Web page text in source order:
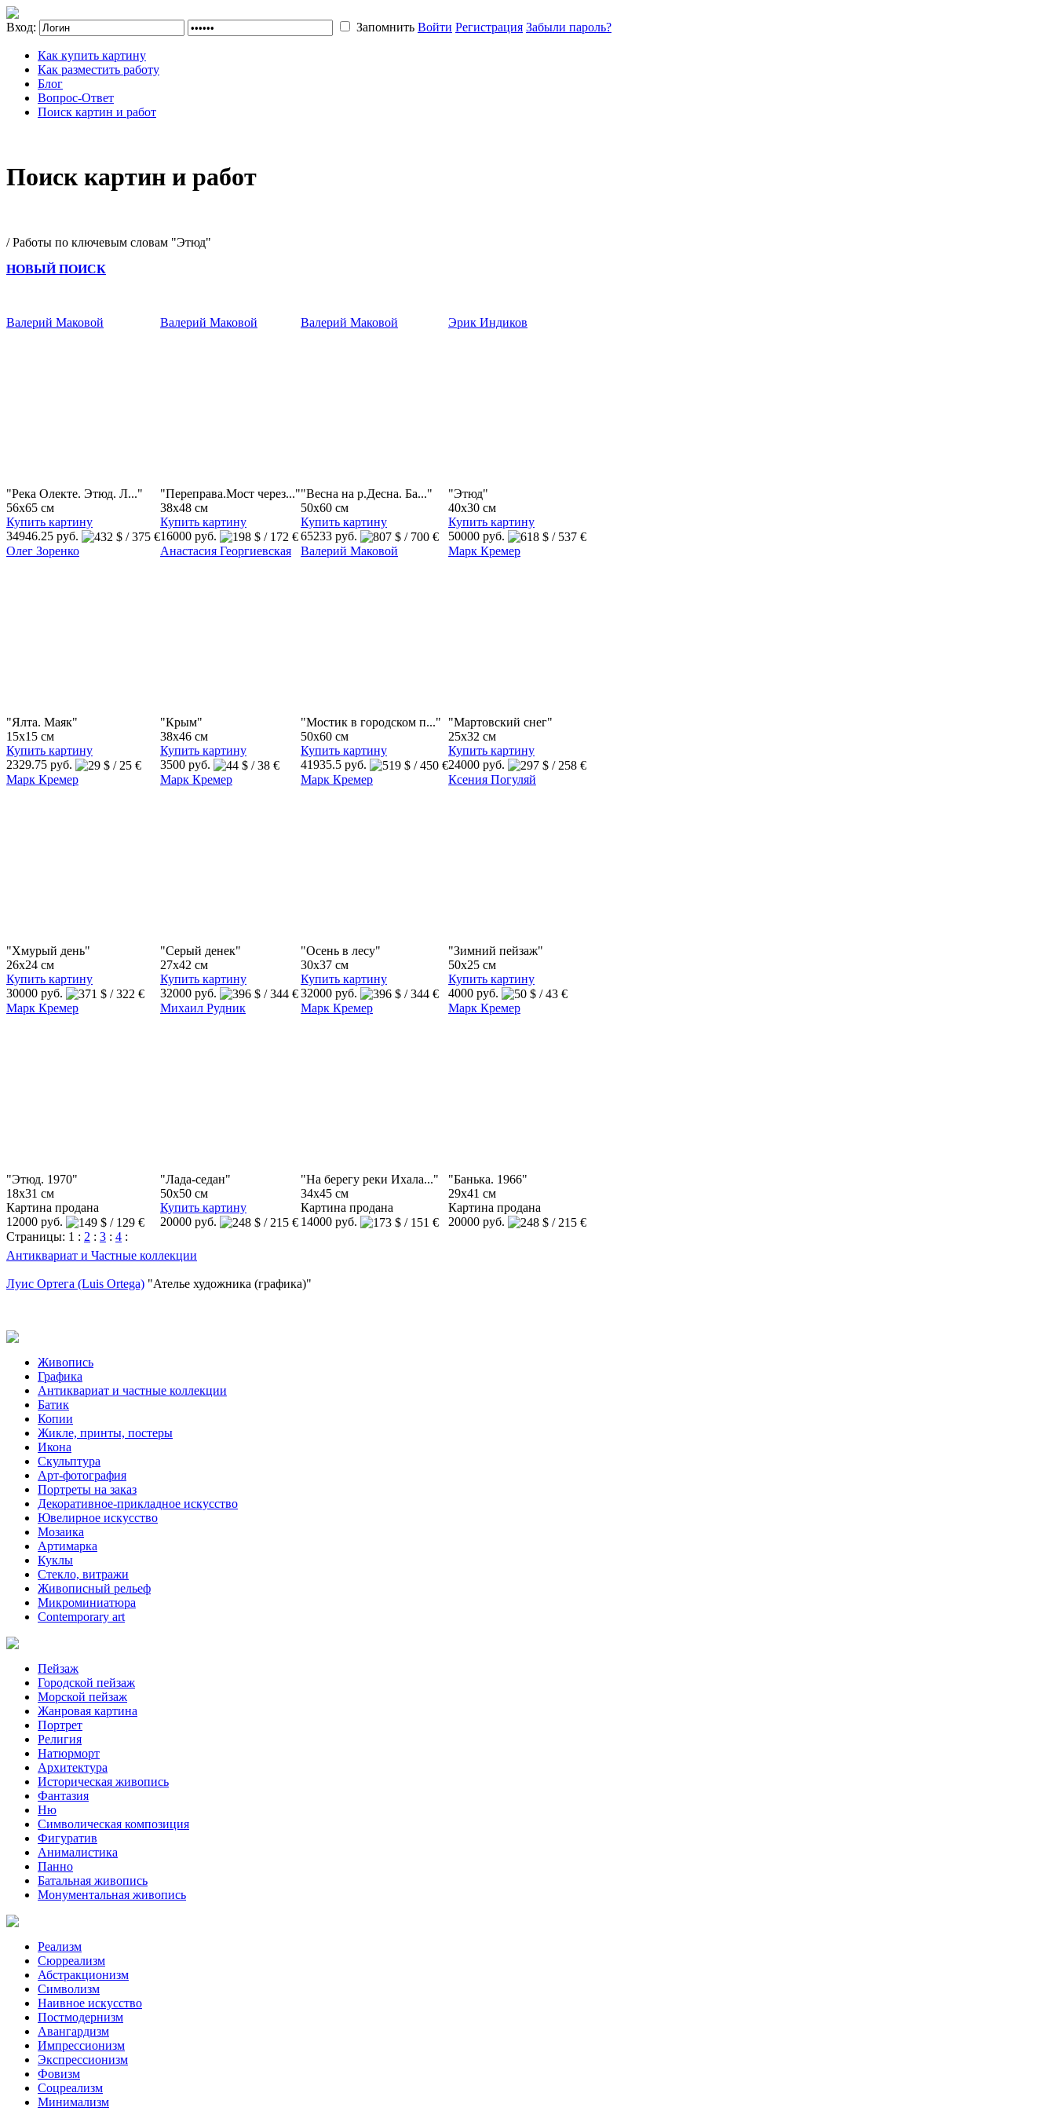
Вход: Запомнить Войти Регистрация Забыли пароль?
Как купить картину
Как разместить работу
Блог
Вопрос-Ответ
Поиск картин и работ
Поиск картин и работ
/ Работы по ключевым словам "Этюд"
НОВЫЙ ПОИСК
Валерий Маковой
"Река Олекте. Этюд. Л..."
56x65 см
Купить картину
34946.25 руб.
Валерий Маковой
"Переправа.Мост через..."
38x48 см
Купить картину
16000 руб.
Валерий Маковой
"Весна на р.Десна. Ба..."
50x60 см
Купить картину
65233 руб.
Эрик Индиков
"Этюд"
40x30 см
Купить картину
50000 руб.
Олег Зоренко
"Ялта. Маяк"
15x15 см
Купить картину
2329.75 руб.
Анастасия Георгиевская
"Крым"
38x46 см
Купить картину
3500 руб.
Валерий Маковой
"Мостик в городском п..."
50x60 см
Купить картину
41935.5 руб.
Марк Кремер
"Мартовский снег"
25x32 см
Купить картину
24000 руб.
Марк Кремер
"Хмурый день"
26x24 см
Купить картину
30000 руб.
Марк Кремер
"Серый денек"
27x42 см
Купить картину
32000 руб.
Марк Кремер
"Осень в лесу"
30x37 см
Купить картину
32000 руб.
Ксения Погуляй
"Зимний пейзаж"
50x25 см
Купить картину
4000 руб.
Марк Кремер
"Этюд. 1970"
18x31 см
Картина продана
12000 руб.
Михаил Рудник
"Лада-седан"
50x50 см
Купить картину
20000 руб.
Марк Кремер
"На берегу реки Ихала..."
34x45 см
Картина продана
14000 руб.
Марк Кремер
"Банька. 1966"
29x41 см
Картина продана
20000 руб.
Страницы: 1 : 2 : 3 : 4 :
Антиквариат и Частные коллекции
Луис Ортега (Luis Ortega) "Ателье художника (графика)"
Живопись
Графика
Антиквариат и частные коллекции
Батик
Копии
Жикле, принты, постеры
Икона
Скульптура
Арт-фотография
Портреты на заказ
Декоративное-прикладное искусство
Ювелирное искусство
Мозаика
Артимарка
Куклы
Стекло, витражи
Живописный рельеф
Микроминиатюра
Contemporary art
Пейзаж
Городской пейзаж
Морской пейзаж
Жанровая картина
Портрет
Религия
Натюрморт
Архитектура
Историческая живопись
Фантазия
Ню
Символическая композиция
Фигуратив
Анималистикa
Панно
Батальная живопись
Монументальная живопись
Реализм
Сюрреализм
Абстракционизм
Символизм
Наивное искусство
Постмодернизм
Авангардизм
Импрессионизм
Экспрессионизм
Фовизм
Соцреализм
Минимализм